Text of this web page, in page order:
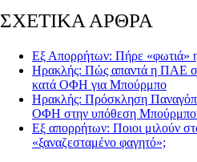
ΣΧΕΤΙΚΑ ΑΡΘΡΑ
Εξ Απορρήτων: Πήρε «φωτιά»
Ηρακλής: Πώς απαντά η ΠΑΕ
κατά ΟΦΗ για Μπούρμπο
Ηρακλής: Πρόσκληση
ΟΦΗ στην υπόθεση
Εξ απορρήτων: Ποιοι μιλούν
«ξαναζεσταμένο φαγητό»;